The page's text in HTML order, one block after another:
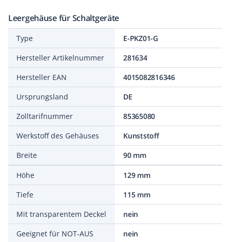
Leergehäuse für Schaltgeräte
Type
E-PKZ01-G
Hersteller Artikelnummer
281634
Hersteller EAN
4015082816346
Ursprungsland
DE
Zolltarifnummer
85365080
Werkstoff des Gehäuses
Kunststoff
Breite
90 mm
Höhe
129 mm
Tiefe
115 mm
Mit transparentem Deckel
nein
Geeignet für NOT-AUS
nein